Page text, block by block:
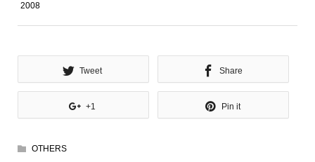
2008
Tweet Share
+1 Pin it
OTHERS